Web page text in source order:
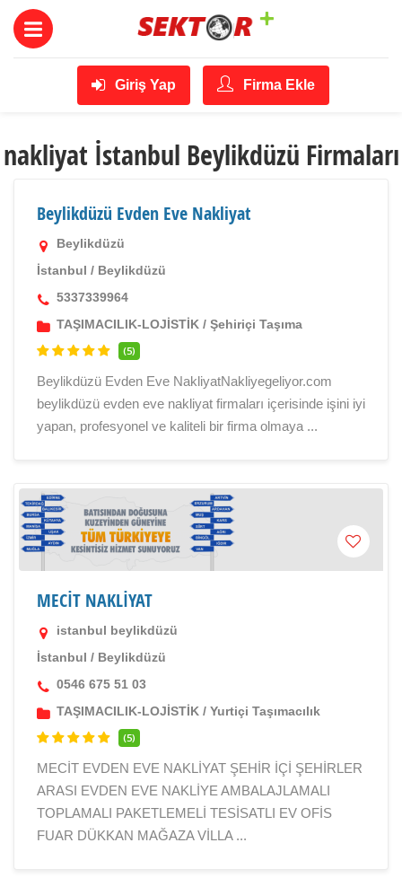
Giriş Yap Firma Ekle
nakliyat İstanbul Beylikdüzü Firmaları
Beylikdüzü Evden Eve Nakliyat
Beylikdüzü
İstanbul / Beylikdüzü
5337339964
TAŞIMACILIK-LOJİSTİK / Şehiriçi Taşıma
(5)
Beylikdüzü Evden Eve NakliyatNakliyegeliyor.com
beylikdüzü evden eve nakliyat firmaları içerisinde işini iyi
yapan, profesyonel ve kaliteli bir firma olmaya ...
MECİT NAKLİYAT
istanbul beylikdüzü
İstanbul / Beylikdüzü
0546 675 51 03
TAŞIMACILIK-LOJİSTİK / Yurtiçi Taşımacılık
(5)
MECİT EVDEN EVE NAKLİYAT ŞEHİR İÇİ ŞEHİRLER
ARASI EVDEN EVE NAKLİYE AMBALAJLAMALI
TOPLAMALI PAKETLEMELİ TESİSATLI EV OFİS
FUAR DÜKKAN MAĞAZA VİLLA ...